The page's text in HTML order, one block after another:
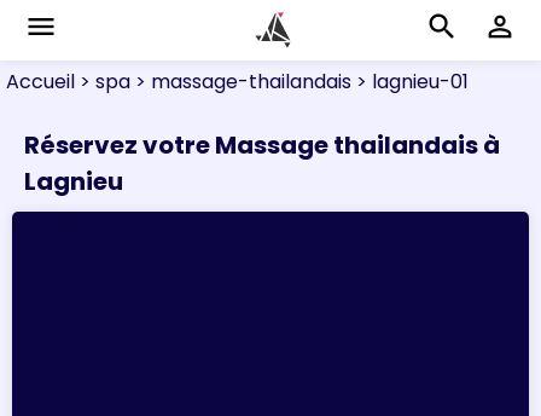
menu search perm_identity
Accueil > spa > massage-thailandais > lagnieu-01
Réservez votre Massage thailandais à
Lagnieu